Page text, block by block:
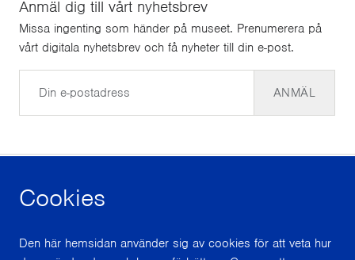
Cookies
Den här hemsidan använder sig av cookies för att veta hur
Anmäl dig till vårt nyhetsbrev
Missa ingenting som händer på museet. Prenumerera på
vårt digitala nyhetsbrev och få nyheter till din e-post.
ANMÄL